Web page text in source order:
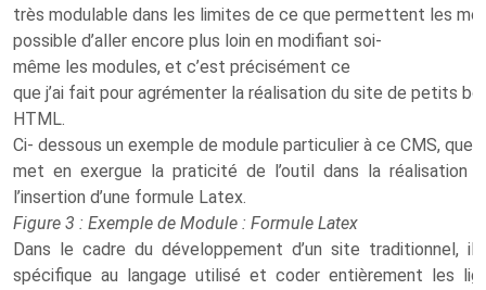
très modulable dans les limites de ce que permettent les
possible d’aller encore plus loin en modifiant soi-
même les modules, et c’est précisément ce
que j’ai fait pour agrémenter la réalisation du site de petits
HTML.
Ci- dessous un exemple de module particulier à ce CMS, que
met en exergue la praticité de l’outil dans la réalisation
l’insertion d’une formule Latex.
Figure 3 : Exemple de Module : Formule Latex
Dans le cadre du développement d’un site traditionnel,
spécifique au langage utilisé et coder entièrement les